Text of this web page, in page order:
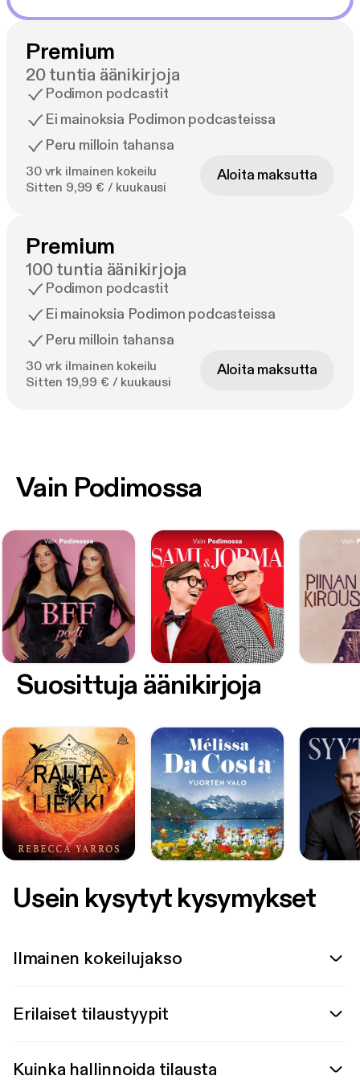
Premium
20 tuntia äänikirjoja
Podimon podcastit
Ei mainoksia Podimon podcasteissa
Peru milloin tahansa
30 vrk ilmainen kokeilu
Sitten 9,99 € / kuukausi
Aloita maksutta
Premium
100 tuntia äänikirjoja
Podimon podcastit
Ei mainoksia Podimon podcasteissa
Peru milloin tahansa
30 vrk ilmainen kokeilu
Sitten 19,99 € / kuukausi
Aloita maksutta
Vain Podimossa
Suosittuja äänikirjoja
Usein kysytyt kysymykset
Ilmainen kokeilujakso
Erilaiset tilaustyypit
Kuinka hallinnoida tilausta